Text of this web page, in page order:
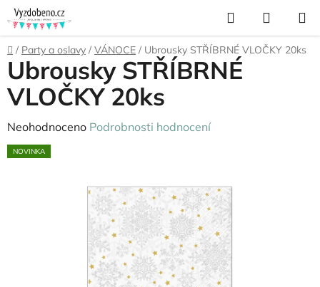
Přejít
na
obsah
Hledat
KOŠÍK
Domů
/ Party a oslavy / VÁNOCE / Ubrousky STŘÍBRNÉ VLOČKY 20ks
Ubrousky STŘÍBRNÉ
VLOČKY 20ks
Průměrné
hodnocení
Neohodnoceno Podrobnosti hodnocení
NOVINKA